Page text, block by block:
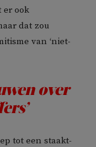
er ook
dat zou
van ‘niet-
over
tot een staakt-